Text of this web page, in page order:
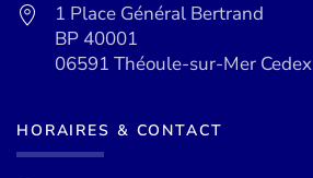
1 Place Général Bertrand
BP 40001
06591 Théoule-sur-Mer Cedex
HORAIRES & CONTACT